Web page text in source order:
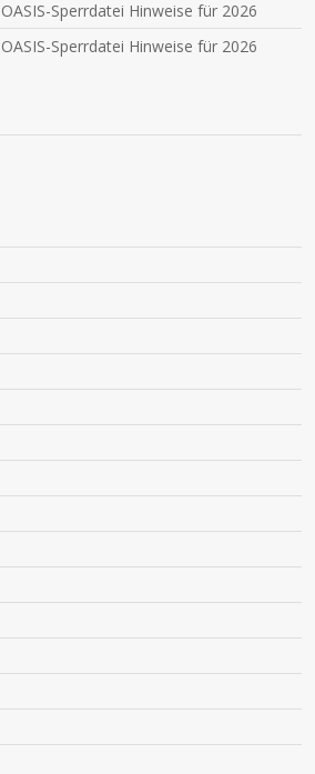
Sperrdatei Hinweise für 2026
Sperrdatei Hinweise für 2026